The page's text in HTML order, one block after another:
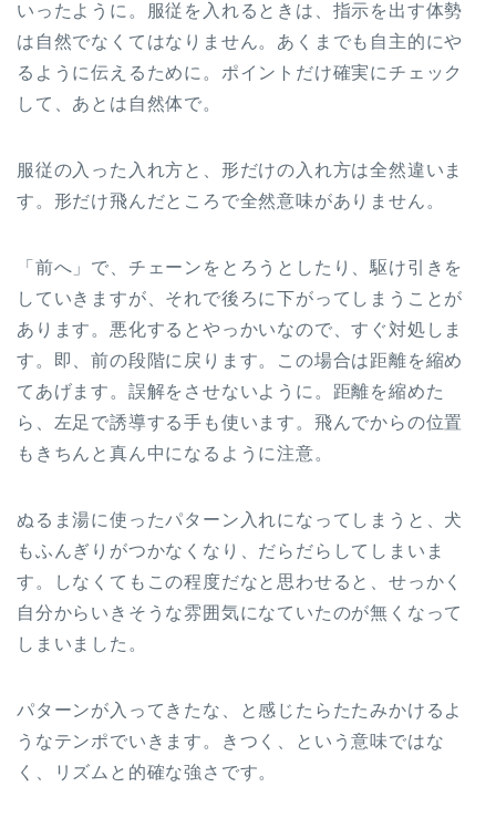
いったように。服従を入れるときは、指示を出す体勢
は自然でなくてはなりません。あくまでも自主的にや
るように伝えるために。ポイントだけ確実にチェック
して、あとは自然体で。
服従の入った入れ方と、形だけの入れ方は全然違いま
す。形だけ飛んだところで全然意味がありません。
「前へ」で、チェーンをとろうとしたり、駆け引きを
していきますが、それで後ろに下がってしまうことが
あります。悪化するとやっかいなので、すぐ対処しま
す。即、前の段階に戻ります。この場合は距離を縮め
てあげます。誤解をさせないように。距離を縮めた
ら、左足で誘導する手も使います。飛んでからの位置
もきちんと真ん中になるように注意。
ぬるま湯に使ったパターン入れになってしまうと、犬
もふんぎりがつかなくなり、だらだらしてしまいま
す。しなくてもこの程度だなと思わせると、せっかく
自分からいきそうな雰囲気になていたのが無くなって
しまいました。
パターンが入ってきたな、と感じたらたたみかけるよ
うなテンポでいきます。きつく、という意味ではな
く、リズムと的確な強さです。